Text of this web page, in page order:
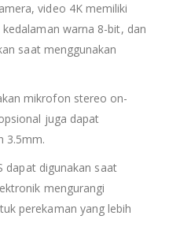
video 4K memiliki
warna 8-bit, dan
saat menggunakan
mikrofon stereo on-
juga dapat
3.5mm.
dapat digunakan saat
mengurangi
perekaman yang lebih